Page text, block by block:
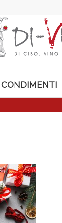
CONDIMENTI